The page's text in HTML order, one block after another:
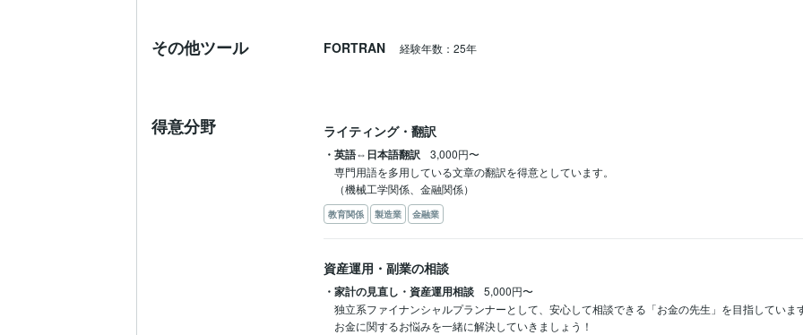
その他ツール FORTRAN 経験年数：25年
得意分野 ライティング・翻訳
・英語⇔日本語翻訳
3,000円〜
専門用語を多用している文章の翻訳を得意としています。
（機械工学関係、金融関係）
教育関係 製造業 金融業
資産運用・副業の相談
・家計の見直し・資産運用相談
5,000円〜
独立系ファイナンシャルプランナーとして、安心して相談できる「お金の先生」を目指しています
お金に関するお悩みを一緒に解決していきましょう！